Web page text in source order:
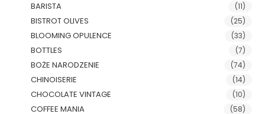
BARISTA (11)
BISTROT OLIVES (25)
BLOOMING OPULENCE (33)
BOTTLES (7)
BOŻE NARODZENIE (74)
CHINOISERIE (14)
CHOCOLATE VINTAGE (10)
COFFEE MANIA (58)